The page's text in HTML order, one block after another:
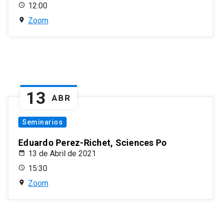
12:00
Zoom
13 ABR
Seminarios
Eduardo Perez-Richet, Sciences Po
13 de Abril de 2021
15:30
Zoom